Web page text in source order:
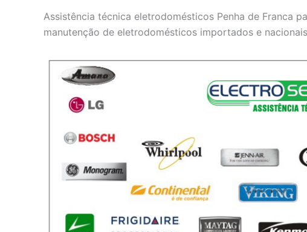
Assistência técnica eletrodomésticos Penha de Franca
manutenção de eletrodomésticos importados e